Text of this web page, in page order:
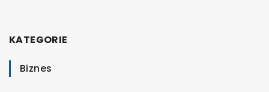
KATEGORIE
Biznes